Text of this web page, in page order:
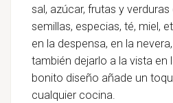
sal, azúcar, frutas y
semillas, especias, té, miel,
en la despensa, en la
también dejarlo a la vista en
bonito diseño añade un
cualquier cocina.